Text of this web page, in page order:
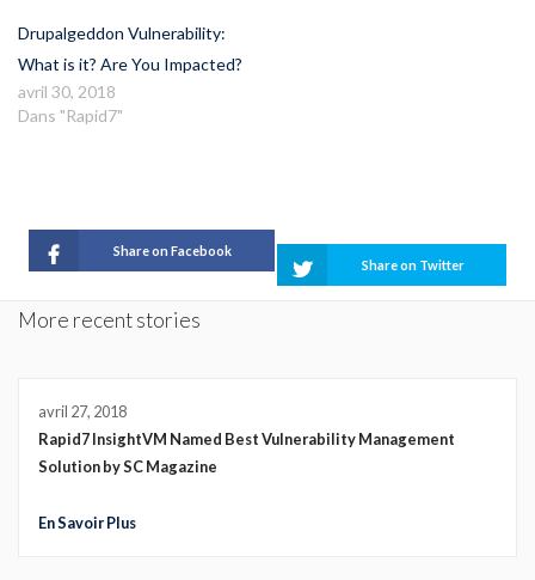
Drupalgeddon Vulnerability:
What is it? Are You Impacted?
avril 30, 2018
Dans "Rapid7"
Share on Facebook
Share on Twitter
More recent stories
avril 27, 2018
Rapid7 InsightVM Named Best Vulnerability Management
Solution by SC Magazine
En Savoir Plus